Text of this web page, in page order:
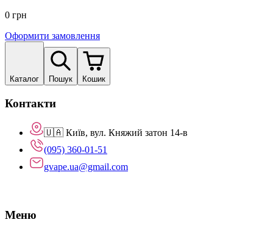
0 грн
Оформити замовлення
Каталог Пошук Кошик
Контакти
🇺🇦 Київ, вул. Княжий затон 14-в
(095) 360-01-51
gvape.ua@gmail.com
Меню